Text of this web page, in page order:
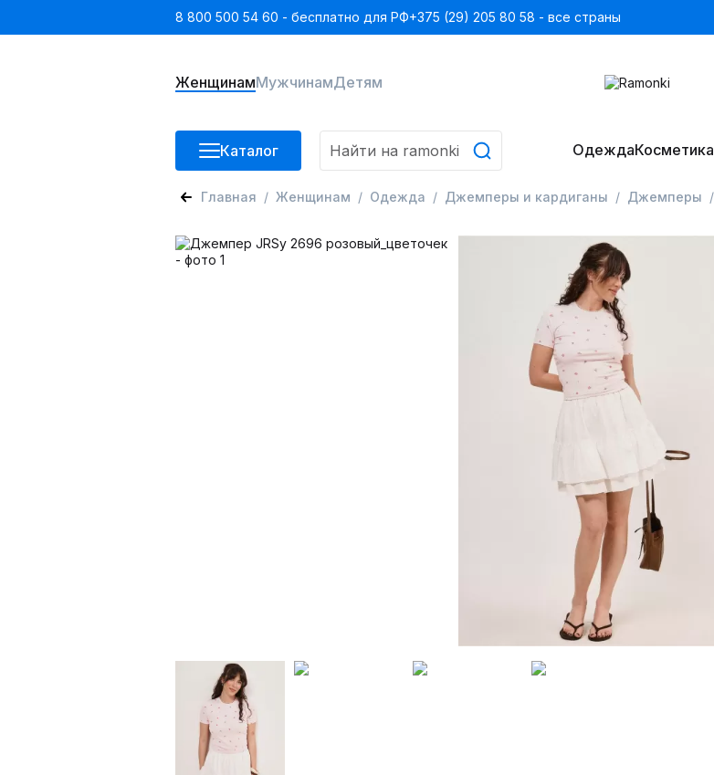
8 800 500 54 60 - бесплатно для РФ+375 (29) 205 80 58 - все страны
ЖенщинамМужчинамДетям
Каталог ОдеждаКосметика
Главная Женщинам Одежда Джемперы и кардиганы Джемперы